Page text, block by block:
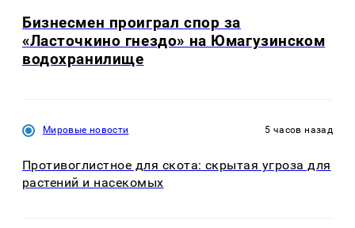
Бизнесмен проиграл спор за
«Ласточкино гнездо» на Юмагузинском
водохранилище
Мировые новости 5 часов назад
Противоглистное для скота: скрытая угроза для
растений и насекомых